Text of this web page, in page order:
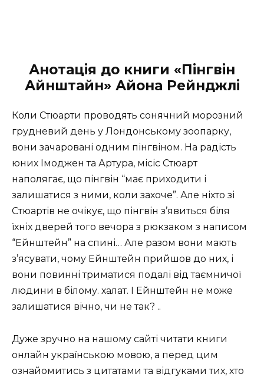
Анотація до книги «Пінгвін
Айнштайн» Айона Рейнджлі
Коли Стюарти проводять сонячний морозний
грудневий день у Лондонському зоопарку,
вони зачаровані одним пінгвіном. На радість
юних Імоджен та Артура, місіс Стюарт
наполягає, що пінгвін “має приходити і
залишатися з ними, коли захоче”. Але ніхто зі
Стюартів не очікує, що пінгвін з’явиться біля
їхніх дверей того вечора з рюкзаком з написом
“Ейнштейн” на спині… Але разом вони мають
з’ясувати, чому Ейнштейн прийшов до них, і
вони повинні триматися подалі від таємничої
людини в білому. халат. І Ейнштейн не може
залишатися вічно, чи не так? ..
Дуже зручно на нашому сайті читати книги
онлайн українською мовою, а перед цим
ознайомитись з цитатами та відгуками тих, хто